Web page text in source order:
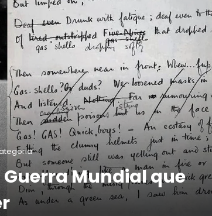
Mundial que